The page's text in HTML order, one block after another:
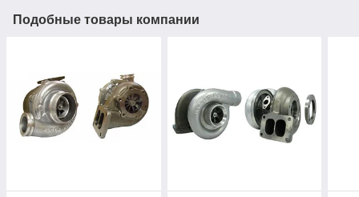
Подобные товары компании